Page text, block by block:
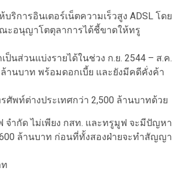
การอินเตอร์เน็ตความเร็วสูง ADSL โดย
ะอนุญาโตตุลาการได้ชี้ขาดให้ทรู
นส่วนแบ่งรายได้ในช่วง ก.ย. 2544 – ส.ค.
ล้านบาท พร้อมดอกเบี้ย และยังมีคดีคั่งค้า
พท์ต่างประเทศกว่า 2,500 ล้านบาทด้วย
กัด ไม่เพียง กสท. และทรูมูฟ จะมีปัญหา
ล้านบาท ก่อนที่ทั้งสองฝ่ายจะทำสัญญา